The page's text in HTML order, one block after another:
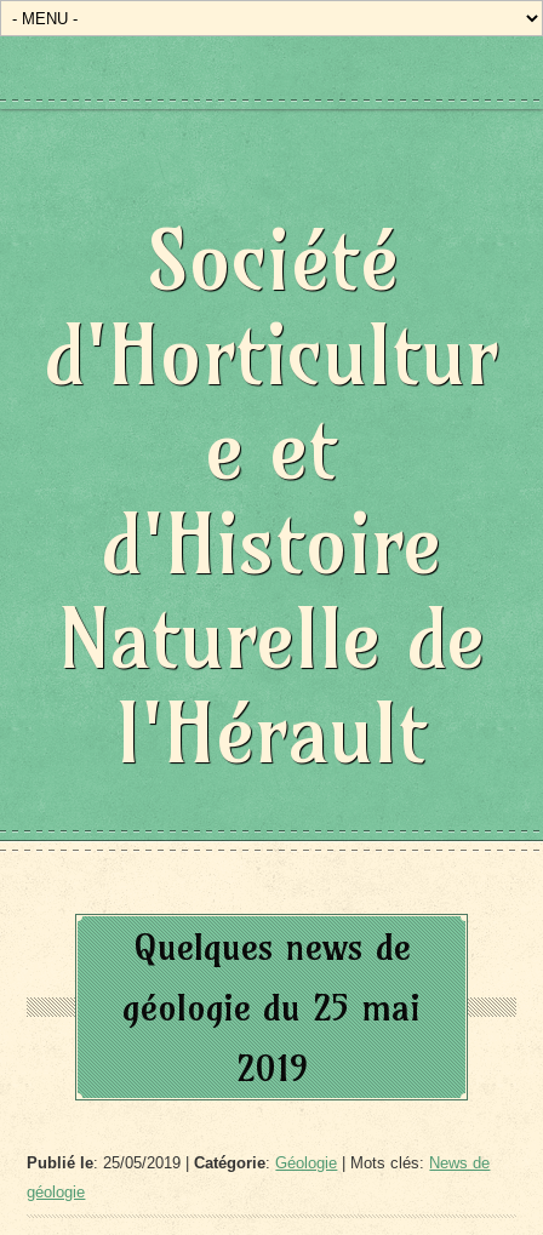
Société
d'Horticultur
e et
d'Histoire
Naturelle de
l'Hérault
Quelques news de
géologie du 25 mai
2019
Publié le: 25/05/2019 |Catégorie:Géologie | Mots clés: News de
géologie